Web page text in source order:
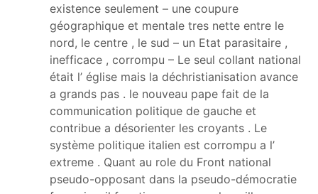
existence seulement – une coupure
géographique et mentale tres nette entre le
nord, le centre , le sud – un Etat parasitaire ,
inefficace , corrompu – Le seul collant national
était l’ église mais la déchristianisation avance
a grands pas . le nouveau pape fait de la
communication politique de gauche et
contribue a désorienter les croyants . Le
système politique italien est corrompu a l’
extreme . Quant au role du Front national
pseudo-opposant dans la pseudo-démocratie